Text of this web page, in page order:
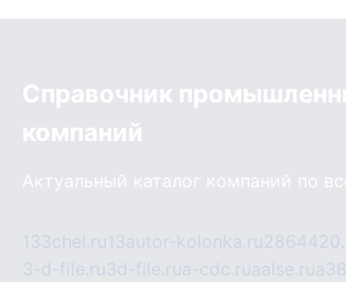
Справочник
компаний
Актуальный каталог компаний по
133chel.ru13autor-kolonka.ru
3-d-file.ru3d-file.rua-cdc.ruaalse.ru